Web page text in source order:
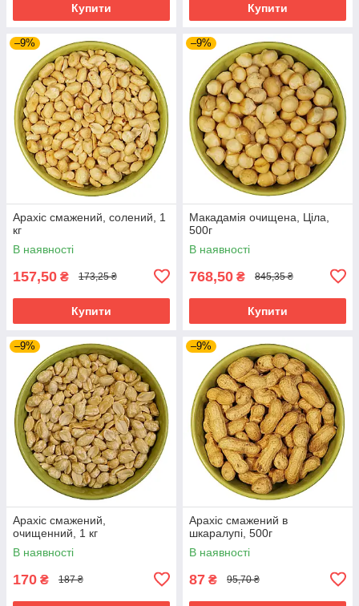
Купити Купити
–9%
Арахіс смажений, солений, 1
кг
В наявності
157,50 ₴ 173,25 ₴
Купити
–9%
Макадамія очищена, Ціла,
500г
В наявності
768,50 ₴ 845,35 ₴
Купити
–9%
Арахіс смажений,
очищенний, 1 кг
В наявності
170 ₴ 187 ₴
–9%
Арахіс смажений в
шкаралупі, 500г
В наявності
87 ₴ 95,70 ₴